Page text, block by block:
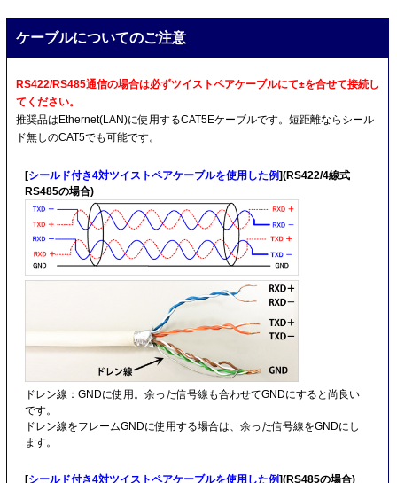
ケーブルについてのご注意
RS422/RS485通信の場合は必ずツイストペアケーブルにて±を合せて接続し
てください。
推奨品はEthernet(LAN)に使用するCAT5Eケーブルです。短距離ならシール
ド無しのCAT5でも可能です。
[シールド付き4対ツイストペアケーブルを使用した例](RS422/4線式
RS485の場合)
ドレン線：GNDに使用。余った信号線も合わせてGNDにすると尚良い
です。
ドレン線をフレームGNDに使用する場合は、余った信号線をGNDにし
ます。
[シールド付き4対ツイストペアケーブルを使用した例](RS485の場合)